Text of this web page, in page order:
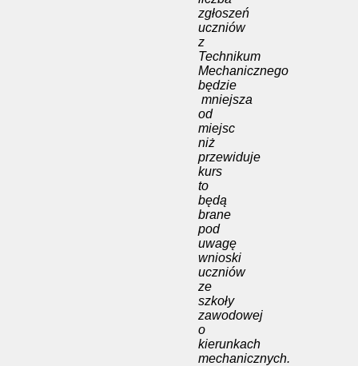
zgłoszeń
uczniów
z
Technikum
Mechanicznego
będzie
mniejsza
od
miejsc
niż
przewiduje
kurs
to
będą
brane
pod
uwagę
wnioski
uczniów
ze
szkoły
zawodowej
o
kierunkach
mechanicznych.